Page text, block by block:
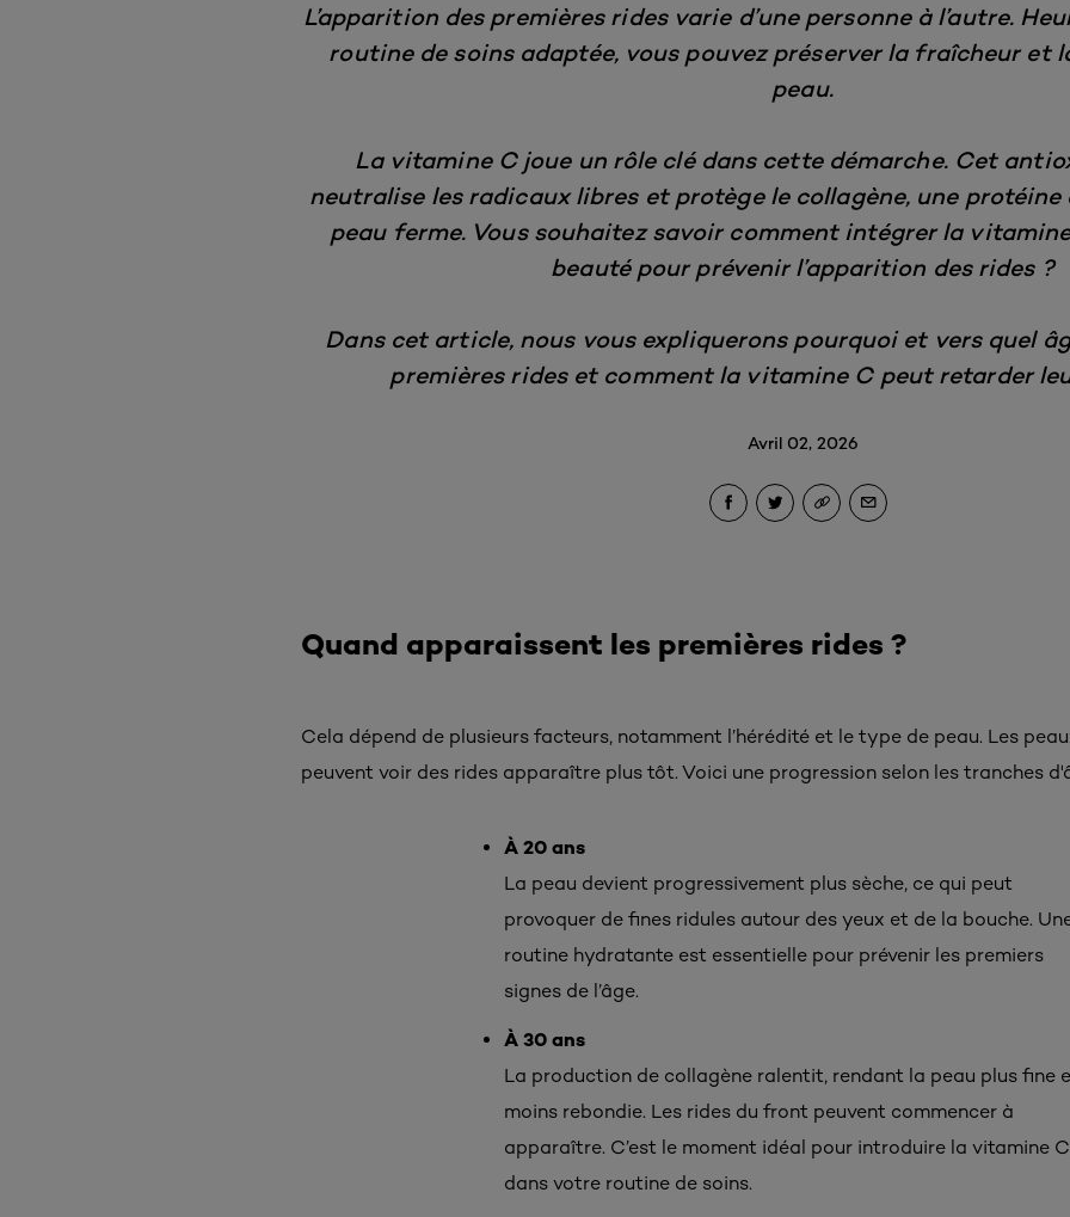
L’apparition des premières rides varie d’une personne à l’autre.
routine de soins adaptée, vous pouvez préserver la fraîcheur et
peau.
La vitamine C joue un rôle clé dans cette démarche. Cet
neutralise les radicaux libres et protège le collagène, une protéine
peau ferme. Vous souhaitez savoir comment intégrer la
beauté pour prévenir l’apparition des rides ?
Dans cet article, nous vous expliquerons pourquoi et vers quel
premières rides et comment la vitamine C peut retarder
Avril 02, 2026
Quand apparaissent les premières rides ?
Cela dépend de plusieurs facteurs, notamment l’hérédité et le type de peau. Les
peuvent voir des rides apparaître plus tôt. Voici une progression selon les tranches
À 20 ans
La peau devient progressivement plus sèche, ce qui peut
provoquer de fines ridules autour des yeux et de la bouche.
routine hydratante est essentielle pour prévenir les premiers
signes de l’âge.
À 30 ans
La production de collagène ralentit, rendant la peau plus fine
moins rebondie. Les rides du front peuvent commencer à
apparaître. C’est le moment idéal pour introduire la vitamine C
dans votre routine de soins.